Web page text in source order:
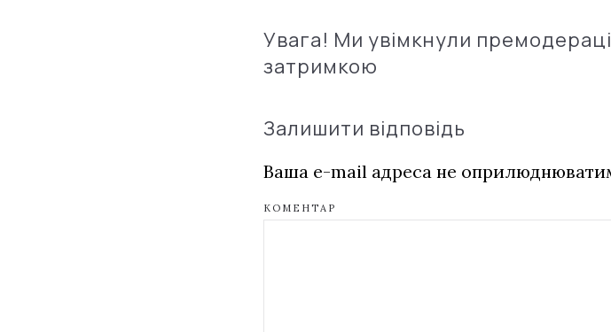
Увага! Ми увімкнули
затримкою
Залишити відповідь
Ваша e-mail адреса не
КОМЕНТАР